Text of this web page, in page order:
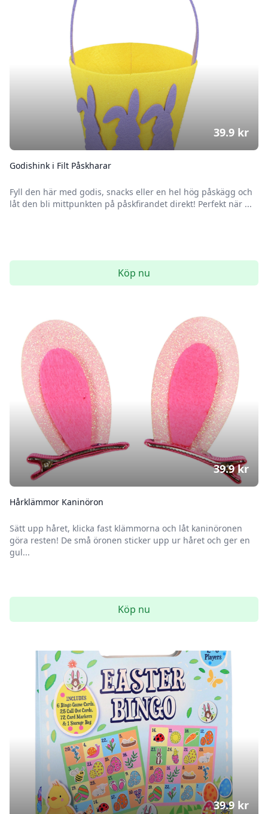
Godishink i Filt Påskharar
Fyll den här med godis, snacks eller en hel hög påskägg och
låt den bli mittpunkten på påskfirandet direkt! Perfekt när ...
39.9 kr
Köp nu
Hårklämmor Kaninöron
Sätt upp håret, klicka fast klämmorna och låt kaninöronen
göra resten! De små öronen sticker upp ur håret och ger en
gul...
39.9kr
Köp nu
39.9 kr